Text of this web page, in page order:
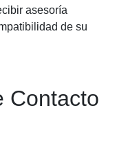
asesoría
de su
Contacto